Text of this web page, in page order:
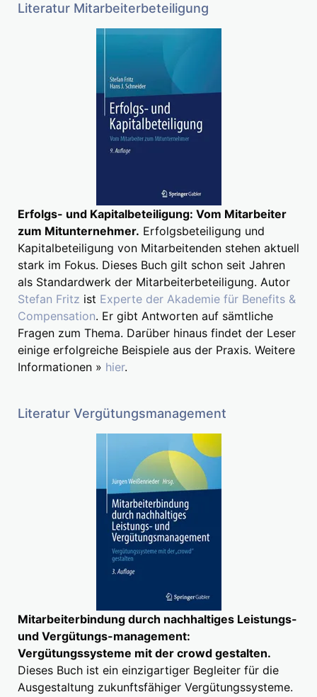
Literatur Mitarbeiterbeteiligung
Erfolgs- und Kapitalbeteiligung: Vom Mitarbeiter
zum Mitunternehmer. Erfolgsbeteiligung und
Kapitalbeteiligung von Mitarbeitenden stehen aktuell
stark im Fokus. Dieses Buch gilt schon seit Jahren
als Standardwerk der Mitarbeiterbeteiligung. Autor
Stefan Fritz ist Experte der Akademie für Benefits &
Compensation. Er gibt Antworten auf sämtliche
Fragen zum Thema. Darüber hinaus findet der Leser
einige erfolgreiche Beispiele aus der Praxis. Weitere
Informationen » hier.
Literatur Vergütungsmanagement
Mitarbeiterbindung durch nachhaltiges Leistungs-
und Vergütungs-management:
Vergütungssysteme mit der crowd gestalten.
Dieses Buch ist ein einzigartiger Begleiter für die
Ausgestaltung zukunftsfähiger Vergütungssysteme.